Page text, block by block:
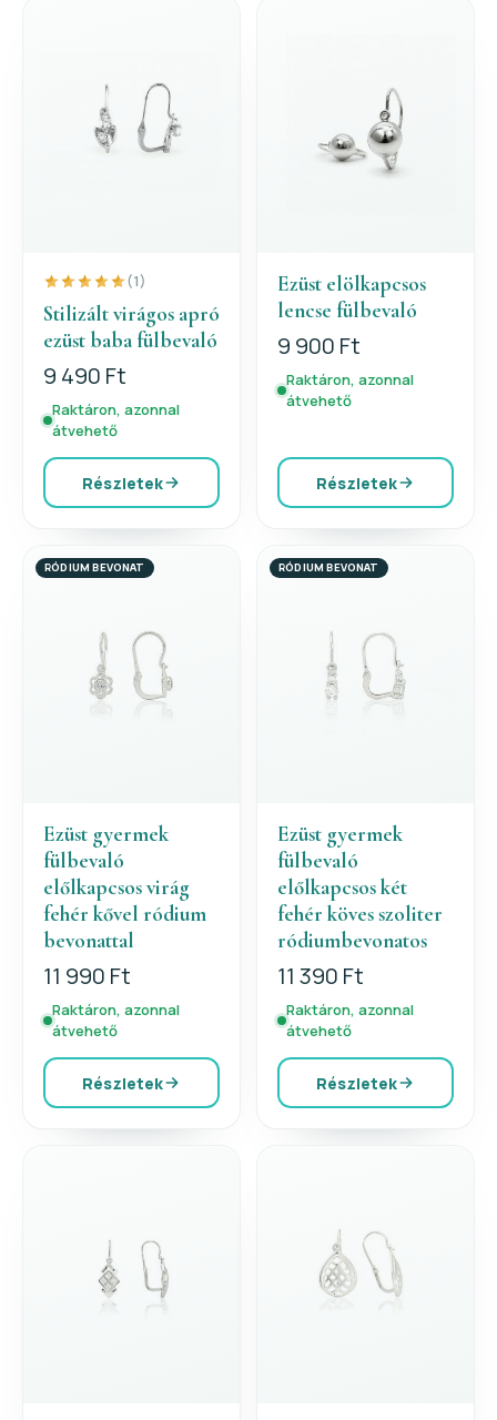
(1)
Stilizált virágos apró
ezüst baba fülbevaló
9 490 Ft
Raktáron, azonnal
átvehető
Részletek
Ezüst elölkapcsos
lencse fülbevaló
9 900 Ft
Raktáron, azonnal
átvehető
Részletek
RÓDIUM BEVONAT
Ezüst gyermek
fülbevaló
előlkapcsos virág
fehér kővel ródium
bevonattal
11 990 Ft
Raktáron, azonnal
átvehető
Részletek
RÓDIUM BEVONAT
Ezüst gyermek
fülbevaló
előlkapcsos két
fehér köves szoliter
ródiumbevonatos
11 390 Ft
Raktáron, azonnal
átvehető
Részletek